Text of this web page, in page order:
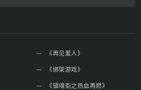
《再见爱人》
《绑架游戏》
《镇魂街之热血再燃》